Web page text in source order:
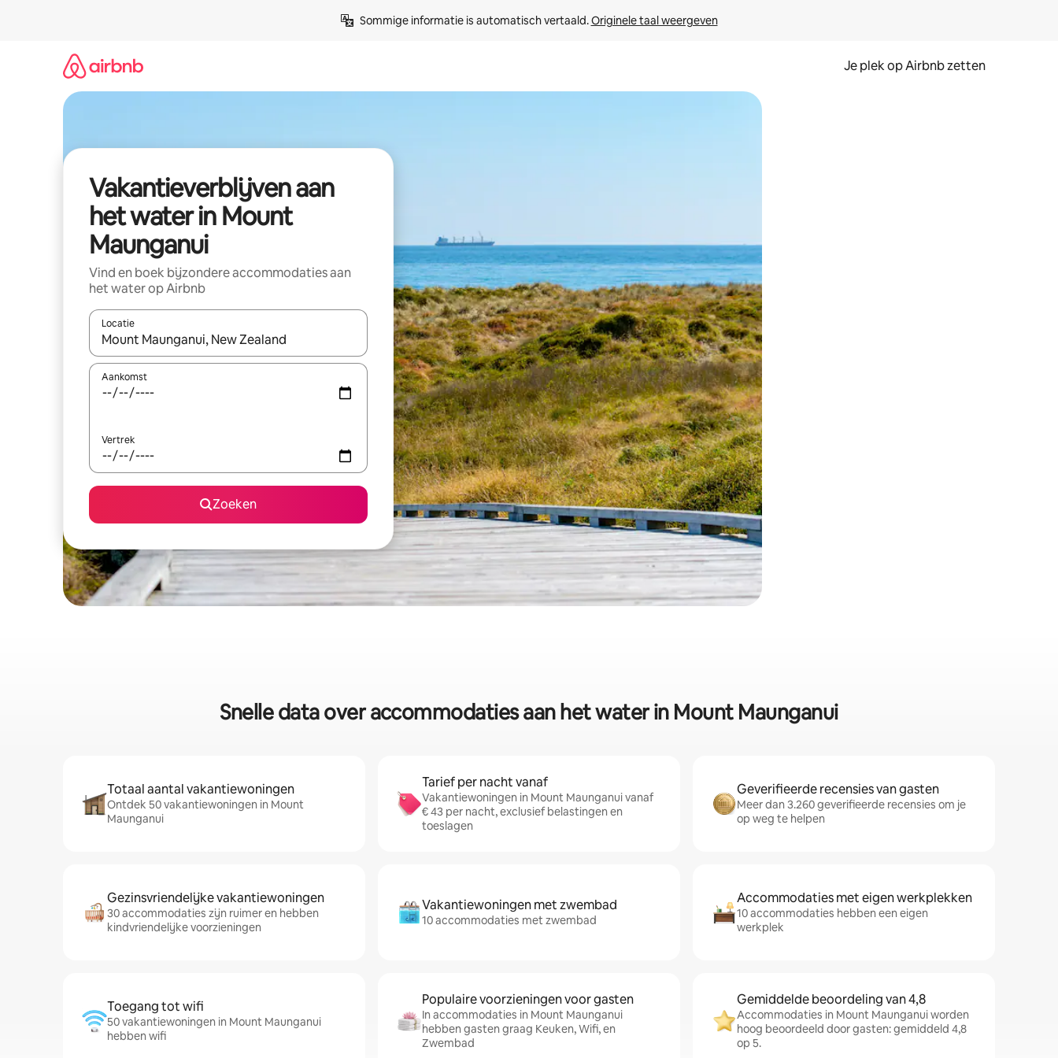
Sommige informatie is automatisch vertaald. Originele taal weergeven
Je plek op Airbnb zetten
Vakantieverblijven aan
het water in Mount
Maunganui
Vind en boek bijzondere accommodaties aan
het water op Airbnb
Locatie
Wanneer er resultaten beschikbaar zijn, maak je een keuze met je de pijltjestoetsen omhoog en omlaag, óf door te tikken of swipen.
Aankomst
Vertrek
Zoeken
Snelle data over accommodaties aan het water in Mount Maunganui
Totaal aantal vakantiewoningen
Ontdek 50 vakantiewoningen in Mount
Maunganui
Tarief per nacht vanaf
Vakantiewoningen in Mount Maunganui vanaf
€ 43 per nacht, exclusief belastingen en
toeslagen
Geverifieerde recensies van gasten
Meer dan 3.260 geverifieerde recensies om je
op weg te helpen
Gezinsvriendelijke vakantiewoningen
30 accommodaties zijn ruimer en hebben
kindvriendelijke voorzieningen
Vakantiewoningen met zwembad
10 accommodaties met zwembad
Accommodaties met eigen werkplekken
10 accommodaties hebben een eigen
werkplek
Toegang tot wifi
50 vakantiewoningen in Mount Maunganui
hebben wifi
Populaire voorzieningen voor gasten
In accommodaties in Mount Maunganui
hebben gasten graag Keuken, Wifi, en
Zwembad
Gemiddelde beoordeling van 4,8
Accommodaties in Mount Maunganui worden
hoog beoordeeld door gasten: gemiddeld 4,8
op 5.